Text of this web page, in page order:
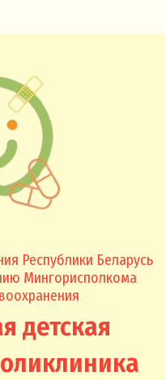
Республики Беларусь
Мингорисполкома
детская